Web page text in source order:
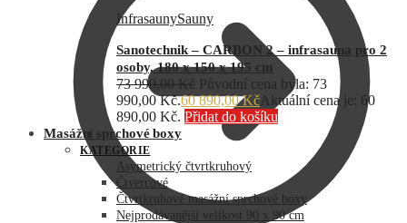
InfrasaunySauny
Sanotechnik – CARBON 2 – infrasauna pro 2
osoby, 180 x 150 x 195 cm
73 990,00Kč Původní cena byla: 73
990,00 Kč.60 890,00Kč Aktuální cena je: 60
890,00 Kč. Přidat do košíku
Masážní sprchové boxy
KATEGORIE
Asymetrický čtvrtkruhový
Čtvercové
Čtvrtkruhové masážní sprchové boxy
Nejprodávanější velikost 90 x 90 cm